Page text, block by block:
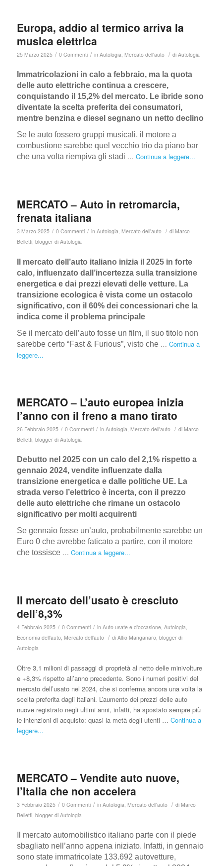
Europa, addio al termico arriva la
musica elettrica
25 Marzo 2025 / 0 Commenti / in Autologia, Mercato dell'auto / di Autologia
mmatricolazioni in calo a febbraio, ma la quota
delle auto elettriche continua a crescere,
conquistando il 15,2% del mercato. Le ibride sono
diventate la scelta preferita dei consumatori,
mentre benzina e diesel segnano un netto declino
Se le auto fossero gruppi musicali, il motore a
combustione sarebbe quel vecchio trio da piano bar
che una volta riempiva gli stadi … Continua a leggere...
MERCATO – Auto in retromarcia,
frenata italiana
3 Marzo 2025 / 0 Commenti / in Autologia, Mercato dell'auto / di Marco
Belletti, blogger di Autologia
Il mercato dell’auto italiano inizia il 2025 in forte
calo, influenzato dall’incertezza sulla transizione
energetica e dai prezzi elevati delle vetture. La
transizione ecologica è vista come un ostacolo
significativo, con il 60% dei concessionari che la
indica come il problema principale
Se il mercato dell’auto fosse un film, il suo titolo non
sarebbe certo “Fast & Furious”, visto che … Continua a
leggere...
MERCATO – L’auto europea inizia
l’anno con il freno a mano tirato
26 Febbraio 2025 / 0 Commenti / in Autologia Mercato dell'auto / di Marco
Belletti, blogger di Autologia
Debutto nel 2025 con un calo del 2,1% rispetto a
gennaio 2024, vendite influenzate dalla
transizione energetica e dalle politiche UE. La
strada verso l’elettrico è incerta, con il prezzo
delle auto elettriche che rimane un ostacolo
significativo per molti acquirenti
Se gennaio fosse un’auto, probabilmente sarebbe un
Euro 0 che avrebbe faticato a partire, con il motore
che tossisce … Continua a leggere...
Il mercato dell’usato è cresciuto
dell’8,3%
4 Febbraio 2025 / 0 Commenti / in Auto usate e d'occasione, Autologia
Economia dell'auto, Mercato dell'auto / di Alfio Manganaro, blogger di
Autologia
Oltre 3,1 milioni di passaggi di proprietà al netto delle minivolture
e +8,3% rispetto all’anno precedente. Sono i numeri positivi del
mercato dell’usato nel 2024, che si conferma ancora una volta la
scelta preferita dagli italiani. L’aumento dei prezzi delle auto
nuove registrato negli ultimi anni, infatti, ha spostato sempre più
le intenzioni di acquisto: quasi la metà degli utenti … Continua a
leggere...
MERCATO – Vendite auto nuove,
l’Italia che non accelera
3 Febbraio 2025 / 0 Commenti / in Autologia Mercato dell'auto / di Marco
Belletti, blogger di Autologia
Il mercato automobilistico italiano parte con il piede
sbagliato nell’anno appena iniziato. Infatti, in gennaio
sono state immatricolate 133.692 autovetture,